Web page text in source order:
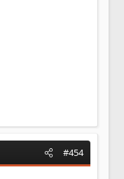
#454